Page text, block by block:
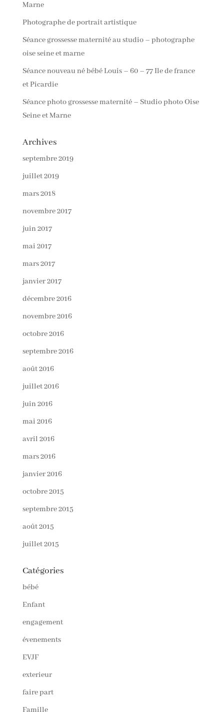
Marne
Photographe de portrait artistique
Séance grossesse maternité au studio – photographe
oise seine et marne
Séance nouveau né bébé Louis – 60 – 77 Ile de france
et Picardie
Séance photo grossesse maternité – Studio photo Oise
Seine et Marne
Archives
septembre 2019
juillet 2019
mars 2018
novembre 2017
juin 2017
mai 2017
mars 2017
janvier 2017
décembre 2016
novembre 2016
octobre 2016
septembre 2016
août 2016
juillet 2016
juin 2016
mai 2016
avril 2016
mars 2016
janvier 2016
octobre 2015
septembre 2015
août 2015
juillet 2015
Catégories
bébé
Enfant
engagement
évenements
EVJF
exterieur
faire part
Famille